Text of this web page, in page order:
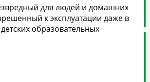
для людей и домашних
к эксплуатации даже в
образовательных